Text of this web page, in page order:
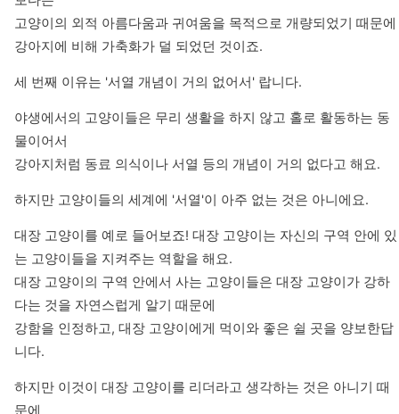
고양이의 외적 아름다움과 귀여움을 목적으로 개량되었기 때문에
강아지에 비해 가축화가 덜 되었던 것이죠.
세 번째 이유는 '서열 개념이 거의 없어서' 랍니다.
야생에서의 고양이들은 무리 생활을 하지 않고 홀로 활동하는 동
물이어서
강아지처럼 동료 의식이나 서열 등의 개념이 거의 없다고 해요.
하지만 고양이들의 세계에 '서열'이 아주 없는 것은 아니에요.
대장 고양이를 예로 들어보죠! 대장 고양이는 자신의 구역 안에 있
는 고양이들을 지켜주는 역할을 해요.
대장 고양이의 구역 안에서 사는 고양이들은 대장 고양이가 강하
다는 것을 자연스럽게 알기 때문에
강함을 인정하고, 대장 고양이에게 먹이와 좋은 쉴 곳을 양보한답
니다.
하지만 이것이 대장 고양이를 리더라고 생각하는 것은 아니기 때
문에